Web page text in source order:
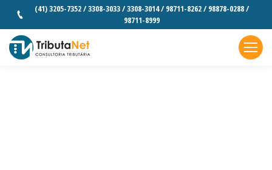
(41) 3205-7352 / 3308-3033 / 3308-3014 / 98711-8262 / 98878-0288 /
98711-8999